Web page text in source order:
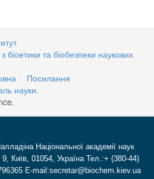
та біобезпеки наукових
Посилання
науки.
Національної академії наук
Київ, 01054, Україна Тел.:+ (380-44)
E-mail:secretar@biochem.kiev.ua